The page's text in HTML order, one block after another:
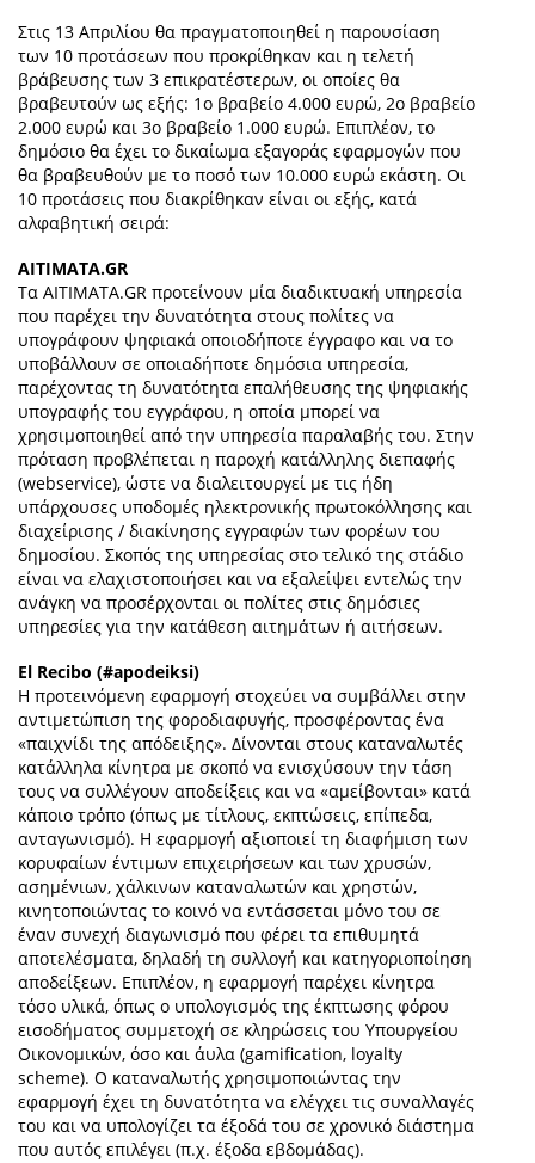
Στις 13 Απριλίου θα πραγματοποιηθεί η παρουσίαση
των 10 προτάσεων που προκρίθηκαν και η τελετή
βράβευσης των 3 επικρατέστερων, οι οποίες θα
βραβευτούν ως εξής: 1ο βραβείο 4.000 ευρώ, 2ο βραβείο
2.000 ευρώ και 3ο βραβείο 1.000 ευρώ. Επιπλέον, το
δημόσιο θα έχει το δικαίωμα εξαγοράς εφαρμογών που
θα βραβευθούν με το ποσό των 10.000 ευρώ εκάστη. Οι
10 προτάσεις που διακρίθηκαν είναι οι εξής, κατά
αλφαβητική σειρά:
AITIMATA.GR
Τα AITIMATA.GR προτείνουν μία διαδικτυακή υπηρεσία
που παρέχει την δυνατότητα στους πολίτες να
υπογράφουν ψηφιακά οποιοδήποτε έγγραφο και να το
υποβάλλουν σε οποιαδήποτε δημόσια υπηρεσία,
παρέχοντας τη δυνατότητα επαλήθευσης της ψηφιακής
υπογραφής του εγγράφου, η οποία μπορεί να
χρησιμοποιηθεί από την υπηρεσία παραλαβής του. Στην
πρόταση προβλέπεται η παροχή κατάλληλης διεπαφής
(webservice), ώστε να διαλειτουργεί με τις ήδη
υπάρχουσες υποδομές ηλεκτρονικής πρωτοκόλλησης και
διαχείρισης / διακίνησης εγγραφών των φορέων του
δημοσίου. Σκοπός της υπηρεσίας στο τελικό της στάδιο
είναι να ελαχιστοποιήσει και να εξαλείψει εντελώς την
ανάγκη να προσέρχονται οι πολίτες στις δημόσιες
υπηρεσίες για την κατάθεση αιτημάτων ή αιτήσεων.
El Recibo (#apodeiksi)
Η προτεινόμενη εφαρμογή στοχεύει να συμβάλλει στην
αντιμετώπιση της φοροδιαφυγής, προσφέροντας ένα
«παιχνίδι της απόδειξης». Δίνονται στους καταναλωτές
κατάλληλα κίνητρα με σκοπό να ενισχύσουν την τάση
τους να συλλέγουν αποδείξεις και να «αμείβονται» κατά
κάποιο τρόπο (όπως με τίτλους, εκπτώσεις, επίπεδα,
ανταγωνισμό). Η εφαρμογή αξιοποιεί τη διαφήμιση των
κορυφαίων έντιμων επιχειρήσεων και των χρυσών,
ασημένιων, χάλκινων καταναλωτών και χρηστών,
κινητοποιώντας το κοινό να εντάσσεται μόνο του σε
έναν συνεχή διαγωνισμό που φέρει τα επιθυμητά
αποτελέσματα, δηλαδή τη συλλογή και κατηγοριοποίηση
αποδείξεων. Επιπλέον, η εφαρμογή παρέχει κίνητρα
τόσο υλικά, όπως ο υπολογισμός της έκπτωσης φόρου
εισοδήματος συμμετοχή σε κληρώσεις του Υπουργείου
Οικονομικών, όσο και άυλα (gamification, loyalty
scheme). Ο καταναλωτής χρησιμοποιώντας την
εφαρμογή έχει τη δυνατότητα να ελέγχει τις συναλλαγές
του και να υπολογίζει τα έξοδά του σε χρονικό διάστημα
που αυτός επιλέγει (π.χ. έξοδα εβδομάδας).